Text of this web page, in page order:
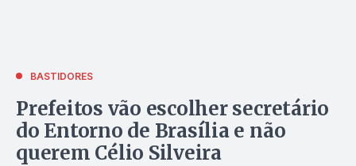
BASTIDORES
Prefeitos vão escolher secretário
do Entorno de Brasília e não
querem Célio Silveira